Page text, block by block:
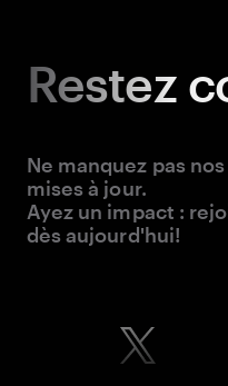
Restez
Ne manquez pas
mises à jour.
Ayez un impact :
dès aujourd'hui!